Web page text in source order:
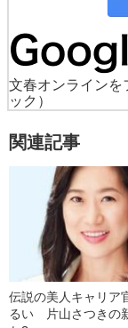
文春オンラインを
ック）
関連記事
伝説の美人キャリア
るい 片山さつきの